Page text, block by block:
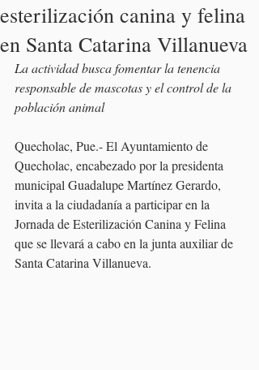
esterilización canina y felina
en Santa Catarina Villanueva
La actividad busca fomentar la tenencia
responsable de mascotas y el control de la
población animal
Quecholac, Pue.- El Ayuntamiento de
Quecholac, encabezado por la presidenta
municipal Guadalupe Martínez Gerardo,
invita a la ciudadanía a participar en la
Jornada de Esterilización Canina y Felina
que se llevará a cabo en la junta auxiliar de
Santa Catarina Villanueva.